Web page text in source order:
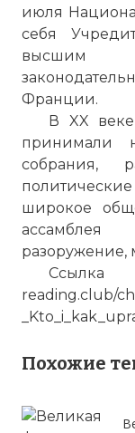
июля
себя
высшим
Франции.
В XX
принимали
собрания,
широкое
разоружение,
Ссылка
reading.club/
Похожие